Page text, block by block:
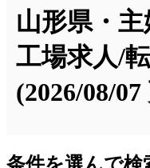
山形県・
工場求人/
(2026/08/
条件を選んで検